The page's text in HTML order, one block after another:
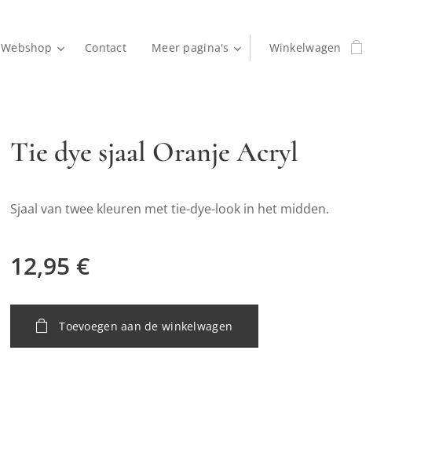
Webshop Contact Meer pagina's Winkelwagen
Tie dye sjaal Oranje Acryl
Sjaal van twee kleuren met tie-dye-look in het midden.
12,95 €
Toevoegen aan de winkelwagen